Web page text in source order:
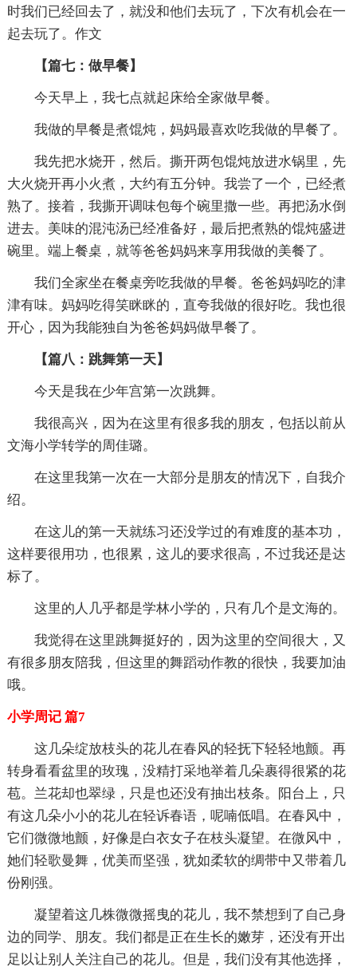
时我们已经回去了，就没和他们去玩了，下次有机会在一
起去玩了。作文
【篇七：做早餐】
今天早上，我七点就起床给全家做早餐。
我做的早餐是煮馄炖，妈妈最喜欢吃我做的早餐了。
我先把水烧开，然后。撕开两包馄炖放进水锅里，先
大火烧开再小火煮，大约有五分钟。我尝了一个，已经煮
熟了。接着，我撕开调味包每个碗里撒一些。再把汤水倒
进去。美味的混沌汤已经准备好，最后把煮熟的馄炖盛进
碗里。端上餐桌，就等爸爸妈妈来享用我做的美餐了。
我们全家坐在餐桌旁吃我做的早餐。爸爸妈妈吃的津
津有味。妈妈吃得笑眯眯的，直夸我做的很好吃。我也很
开心，因为我能独自为爸爸妈妈做早餐了。
【篇八：跳舞第一天】
今天是我在少年宫第一次跳舞。
我很高兴，因为在这里有很多我的朋友，包括以前从
文海小学转学的周佳璐。
在这里我第一次在一大部分是朋友的情况下，自我介
绍。
在这儿的第一天就练习还没学过的有难度的基本功，
这样要很用功，也很累，这儿的要求很高，不过我还是达
标了。
这里的人几乎都是学林小学的，只有几个是文海的。
我觉得在这里跳舞挺好的，因为这里的空间很大，又
有很多朋友陪我，但这里的舞蹈动作教的很快，我要加油
哦。
小学周记 篇7
这几朵绽放枝头的花儿在春风的轻抚下轻轻地颤。再
转身看看盆里的玫瑰，没精打采地举着几朵裹得很紧的花
苞。兰花却也翠绿，只是也还没有抽出枝条。阳台上，只
有这几朵小小的花儿在轻诉春语，呢喃低唱。在春风中，
它们微微地颤，好像是白衣女子在枝头凝望。在微风中，
她们轻歌曼舞，优美而坚强，犹如柔软的绸带中又带着几
份刚强。
凝望着这几株微微摇曳的花儿，我不禁想到了自己身
边的同学、朋友。我们都是正在生长的嫩芽，还没有开出
足以让别人关注自己的花儿。但是，我们没有其他选择，